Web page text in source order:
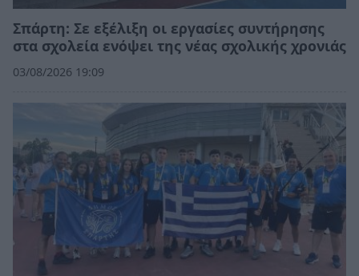
Σπάρτη: Σε εξέλιξη οι εργασίες συντήρησης
στα σχολεία ενόψει της νέας σχολικής χρονιάς
03/08/2026 19:09